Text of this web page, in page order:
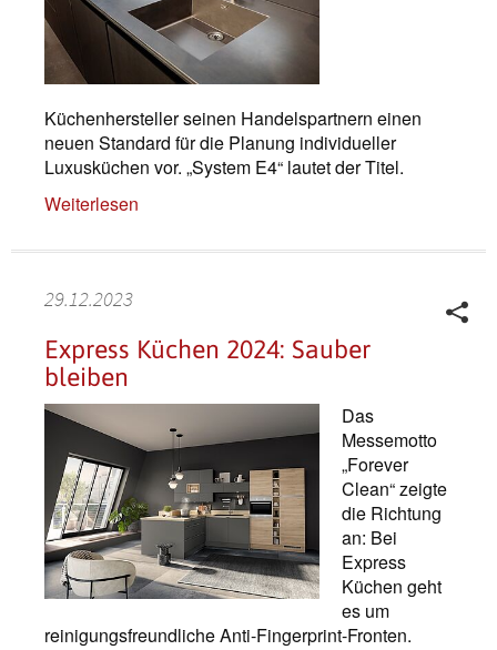
Küchenhersteller seinen Handelspartnern einen
neuen Standard für die Planung individueller
Luxusküchen vor. „System E4“ lautet der Titel.
Weiterlesen
29.12.2023
Express Küchen 2024: Sauber
bleiben
Das
Messemotto
„Forever
Clean“ zeigte
die Richtung
an: Bei
Express
Küchen geht
es um
reinigungsfreundliche Anti-Fingerprint-Fronten.